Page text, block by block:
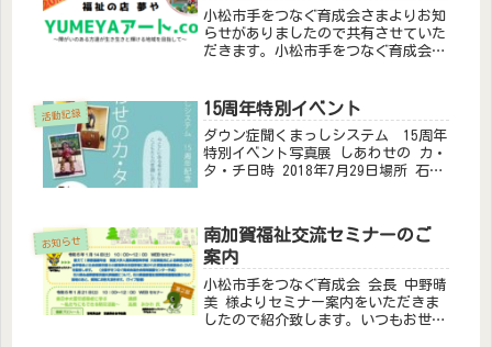
小松市手をつなぐ育成会さまよりお知
らせがありましたので共有させていた
だきます。小松市手をつなぐ育成会
の店『夢や』」を運営しています。
「福祉の店『夢や』」は、お陰様で今
年度で...
活動記録 15周年特別イベント
ダウン症聞くまっしシステム 15周年
特別イベント写真展 しあわせの カ・
タ・チ日時 2018年7月29日場所 石川
お知らせ
南加賀福祉交流セミナーのご
案内
小松市手をつなぐ育成会 会長 中野晴
美 様よりセミナー案内をいただきま
したので紹介致します。いつもお世話